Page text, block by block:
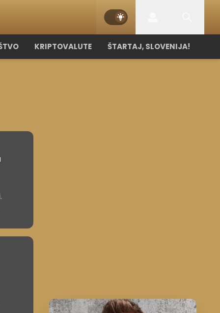
KRIPTOVALUTE ŠTARTAJ, SLOVENIJA!